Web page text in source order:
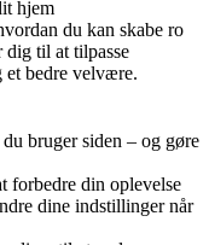
hjem
du kan skabe ro
til at tilpasse
et bedre velvære.
bruger siden – og gøre
forbedre din oplevelse
dine indstillinger når